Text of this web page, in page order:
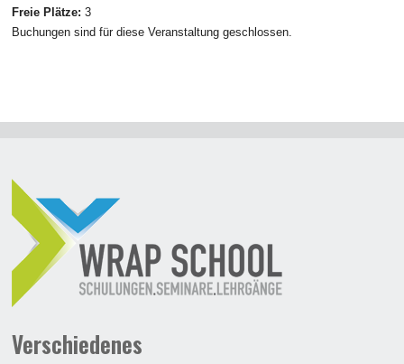
Freie Plätze: 3
Buchungen sind für diese Veranstaltung geschlossen.
Verschiedenes